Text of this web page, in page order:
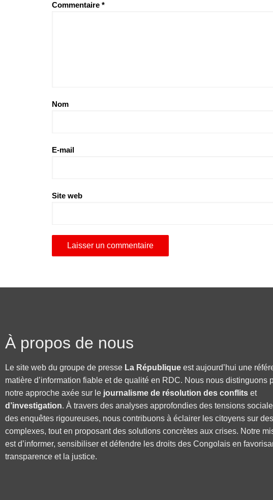
Commentaire *
Nom
E-mail
Site web
À propos de nous
Le site web du groupe de presse La République est aujourd’hui une
matière d’information fiable et de qualité en RDC. Nous nous distinguons
notre approche axée sur le journalisme de résolution des conflits et
d’investigation. À travers des analyses approfondies des tensions
des enquêtes rigoureuses, nous contribuons à éclairer les citoyens sur
complexes, tout en proposant des solutions concrètes aux crises. Notre
est d’informer, sensibiliser et défendre les droits des Congolais en
transparence et la justice.